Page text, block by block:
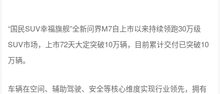
“国民SUV幸福旗舰”全新问界M7自上市以来持续领跑30万级
SUV市场，上市72天大定突破10万辆，目前累计交付已突破10
万辆。
车辆在空间、辅助驾驶、安全等核心维度实现行业领先，拥有